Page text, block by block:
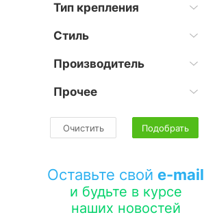
Тип крепления
Стиль
Производитель
Прочее
Очистить Подобрать
Оставьте свой e-mail
и будьте в курсе
наших новостей